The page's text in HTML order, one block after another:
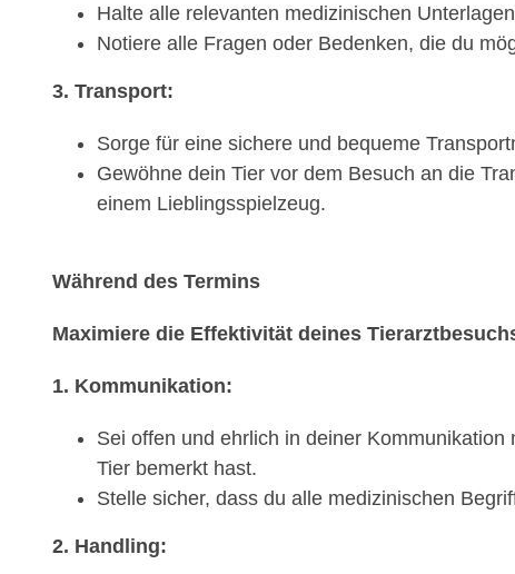
Halte alle relevanten medizinischen
Notiere alle Fragen oder Bedenken, die du
3. Transport:
Sorge für eine sichere und bequeme
Gewöhne dein Tier vor dem Besuch an die
einem Lieblingsspielzeug.
Während des Termins
Maximiere die Effektivität deines
1. Kommunikation:
Sei offen und ehrlich in deiner
Tier bemerkt hast.
Stelle sicher, dass du alle medizinischen
2. Handling: